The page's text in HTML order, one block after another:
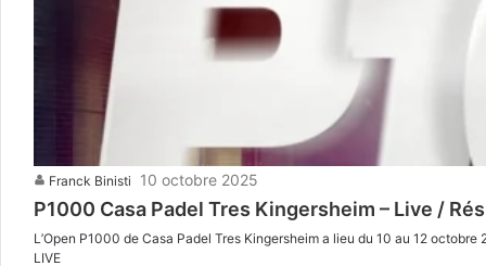
Franck Binisti 10 octobre 2025
P1000 Casa Padel Tres Kingersheim – Live /
L’Open P1000 de Casa Padel Tres Kingersheim a lieu du 10 au 12
LIVE